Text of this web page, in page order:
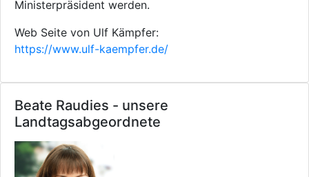
Ministerpräsident werden.
Web Seite von Ulf Kämpfer:
https://www.ulf-kaempfer.de/
Beate Raudies - unsere
Landtagsabgeordnete